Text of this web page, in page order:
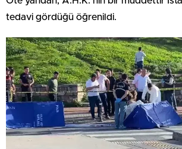
tedavi gördüğü öğrenildi.